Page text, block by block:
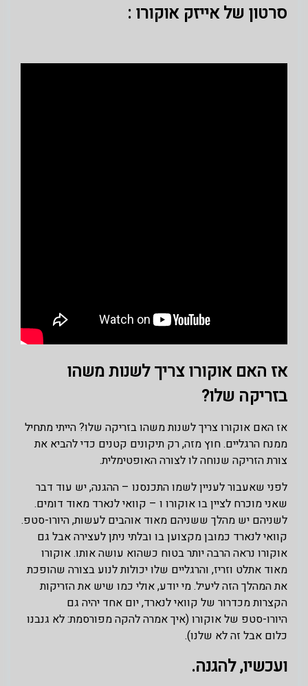
סרטון של אייזק אוקורו :
אז האם אוקורו צריך לשנות משהו
בזריקה שלו?
אז האם אוקורו צריך לשנות משהו בזריקה שלו? הייתי מתחיל
ממנח הרגליים. חוץ מזה, רק תיקונים קטנים כדי להביא את
צורת הזריקה שנוחה לו לצורה האופטימלית.
לפני שאעבור לעניין לשמו התכנסנו – ההגנה, יש עוד דבר
שאני מוכרח לציין בו אוקורו ו – קוואי לנארד מאוד דומים.
לשניהם יש מהלך ששניהם מאוד אוהבים לעשות, היורו-סטפ.
קוואי לנארד כמובן מקצוען בו ובלתי ניתן לעצירה אבל גם
אוקורו נראה הרבה יותר בטוח כשהוא עושה אותו. אוקורו
מאוד אתלט וזריז, והרגליים שלו יכולות לנוע בצורה שהופכת
את המהלך הזה ליעיל. מי יודע, אולי כמו שיש את הזריקות
הקצרות מכדרור של קוואי לנארד, יום אחד יהיה גם
היורו-סטפ של אוקורו (איך אמרה להקה מפורסמת: לא גנבנו
כלום אבל זה לא שלנו).
ועכשיו, להגנה.